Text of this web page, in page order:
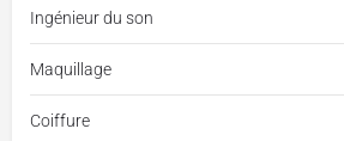
Ingénieur du son
Maquillage
Coiffure